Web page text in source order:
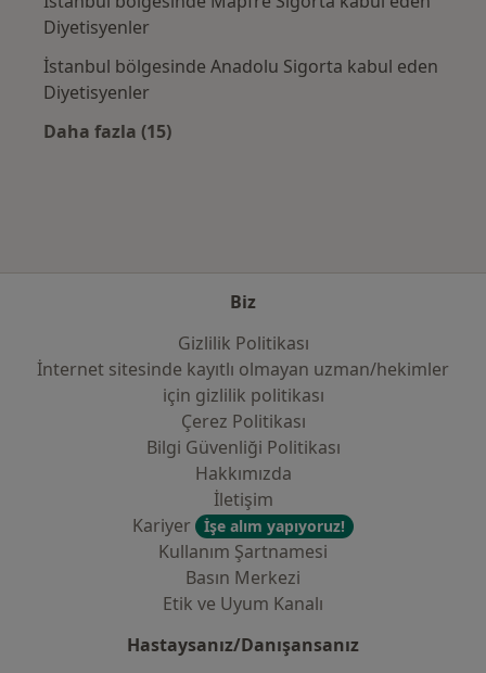
Diyetisyenler
İstanbul bölgesinde Anadolu Sigorta kabul eden
Diyetisyenler
Daha fazla (15)
Biz
Gizlilik Politikası
İnternet sitesinde kayıtlı olmayan uzman/hekimler
i̇çin gizlilik politikası
Çerez Politikası
Bilgi Güvenliği Politikası
Hakkımızda
İletişim
Kariyer
İşe alım yapıyoruz!
Kullanım Şartnamesi
Basın Merkezi
Etik ve Uyum Kanalı
Hastaysanız/Danışansanız